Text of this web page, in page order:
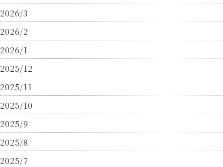
2026/3
2026/2
2026/1
2025/12
2025/11
2025/10
2025/9
2025/8
2025/7